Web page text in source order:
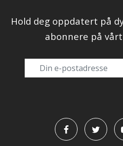
Hold deg oppdatert på
abonnere på